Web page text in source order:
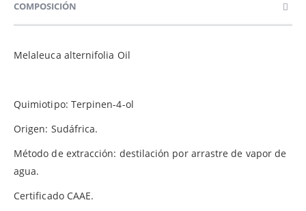
COMPOSICIÓN
Melaleuca alternifolia Oil
Quimiotipo: Terpinen-4-ol
Origen: Sudáfrica.
Método de extracción: destilación por arrastre de vapor de
agua.
Certificado CAAE.